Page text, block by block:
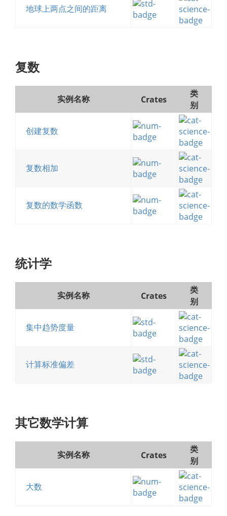
地球上两点之间的距离
复数
实例名称 Crates
类
别
创建复数
复数相加
复数的数学函数
统计学
实例名称 Crates
类
别
集中趋势度量
计算标准偏差
其它数学计算
实例名称 Crates
类
别
大数